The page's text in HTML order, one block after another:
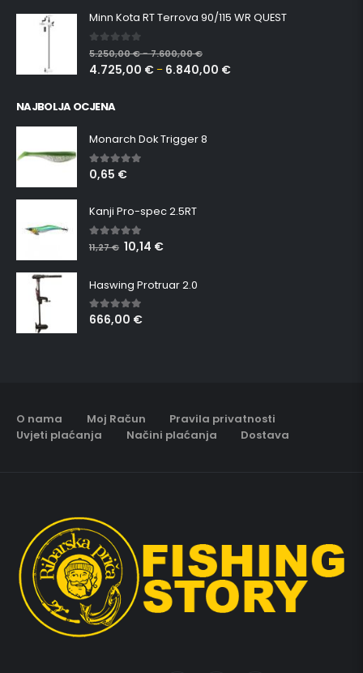
Minn Kota RT Terrova 90/115 WR QUEST
0 out of 5
5.250,00€–7.600,00€
4.725,00 € – 6.840,00 €
NAJBOLJA OCJENA
Monarch Dok Trigger 8
5.00 out of 5
0,65 €
Kanji Pro-spec 2.5RT
5.00out of 5
11,27€ 10,14 €
Haswing Protruar 2.0
5.00 out of 5
666,00 €
O nama Moj Račun
Pravila privatnosti
Uvjeti plaćanja
Načini plaćanja Dostava